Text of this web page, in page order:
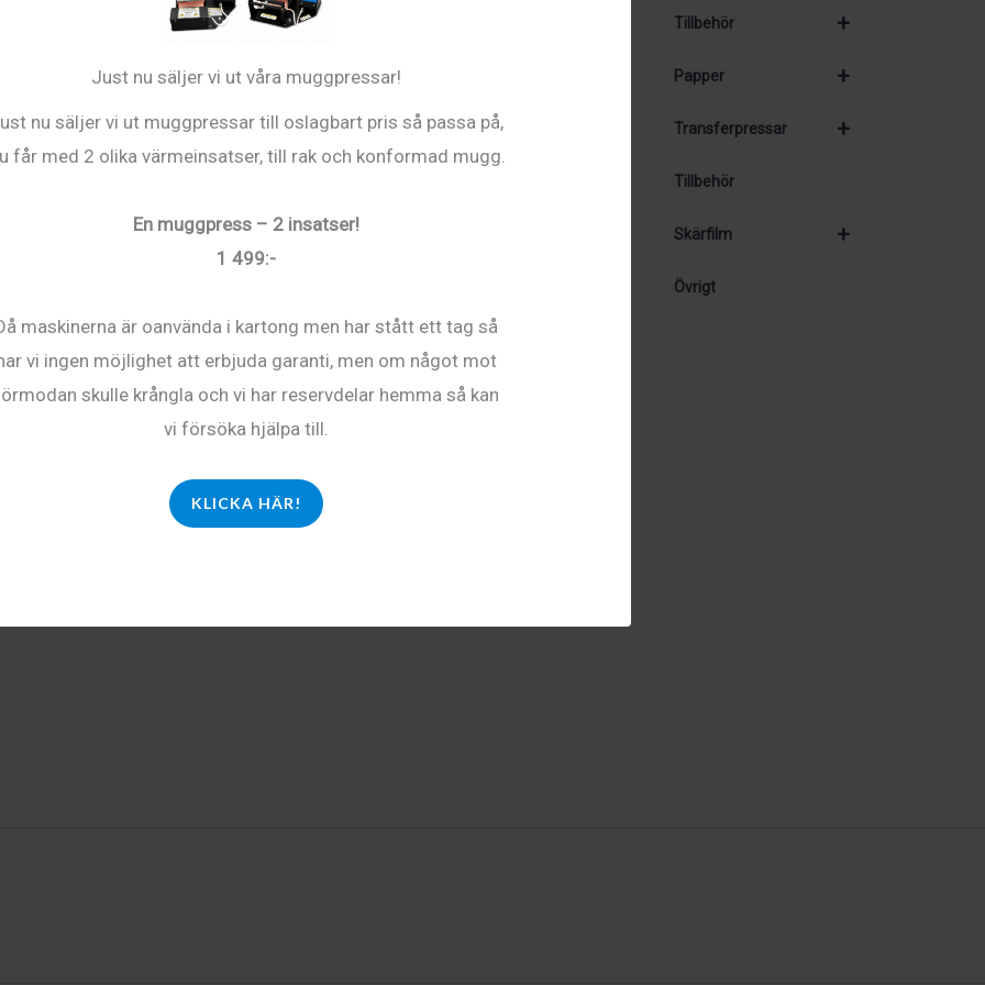
Just nu säljer vi ut våra muggpressar!
nu säljer vi ut muggpressar till oslagbart pris så passa på,
får med 2 olika värmeinsatser, till rak och konformad mugg.
En muggpress – 2 insatser!
1 499:-
maskinerna är oanvända i kartong men har stått ett tag så
vi ingen möjlighet att erbjuda garanti, men om något mot
skulle krångla och vi har reservdelar hemma så kan
vi försöka hjälpa till.
KLICKA HÄR!
i
+
Tillbehör
+
Papper
+
Transferpressar
Tillbehör
+
Skärfilm
Övrigt